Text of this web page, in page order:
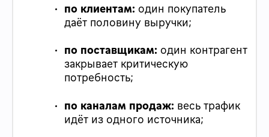
по клиентам: один покупатель
даёт половину выручки;
по поставщикам: один контрагент
закрывает критическую
потребность;
по каналам продаж: весь трафик
идёт из одного источника;